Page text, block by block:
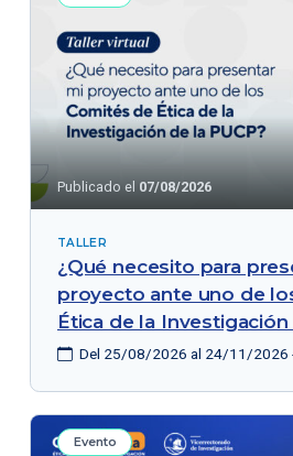
Publicado el 07/08/2026
TALLER
¿Qué necesito para
proyecto ante uno de
Ética de la Investigación
Del 25/08/2026 al 24/11/2026 -
Evento